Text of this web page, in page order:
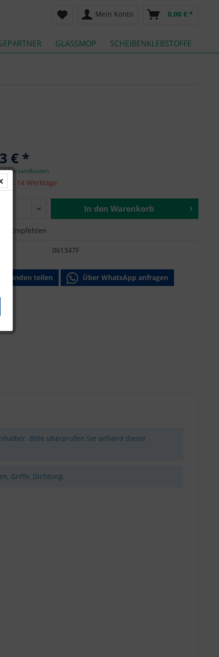
Mein Konto 0,00 € *
GLASSMOP SCHEIBENKLEBSTOFFE
€ *
Versandkosten
ca. 14 Werktage
In den Warenkorb
Empfehlen
061347F
teilen Über WhatsApp anfragen
Bitte überprüfen Sie anhand dieser
Griffe, Dichtung.